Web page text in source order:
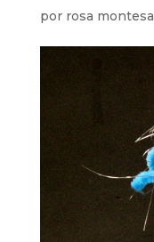
por rosa montesa